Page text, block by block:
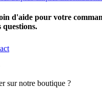
d'aide pour votre
questions.
sur notre boutique ?